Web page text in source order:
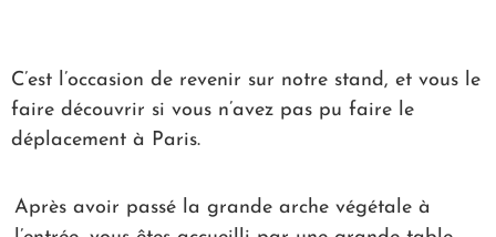
C’est l’occasion de revenir sur notre stand, et vous le
faire découvrir si vous n’avez pas pu faire le
déplacement à Paris.
Après avoir passé la grande arche végétale à